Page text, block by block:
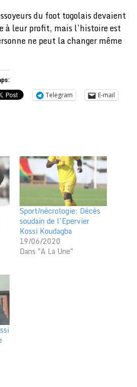
du foot togolais devaient
à leur profit, mais l’histoire est
ne peut la changer même
Telegram
E-mail
Sport/nécrologie: Décès
soudain de l’Epervier
Kossi Koudagba
19/06/2020
Dans "A La Une"